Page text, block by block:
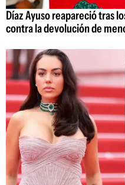
Díaz Ayuso reapareció tras
contra la devolución de